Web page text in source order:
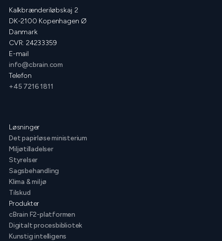
Kalkbrænderiløbskaj 2
DK-2100 Kopenhagen Ø
Danmark
CVR: 24233359
E-mail
info@cbrain.com
Telefon
+45 7216 1811
Løsninger
Det papirløse ministerium
Miljøtilladelser
Styrelser
Sagsbehandling
Klima & miljø
Tilskud
Produkter
cBrain F2-platformen
Digitalt procesbibliotek
Kunstig intelligens